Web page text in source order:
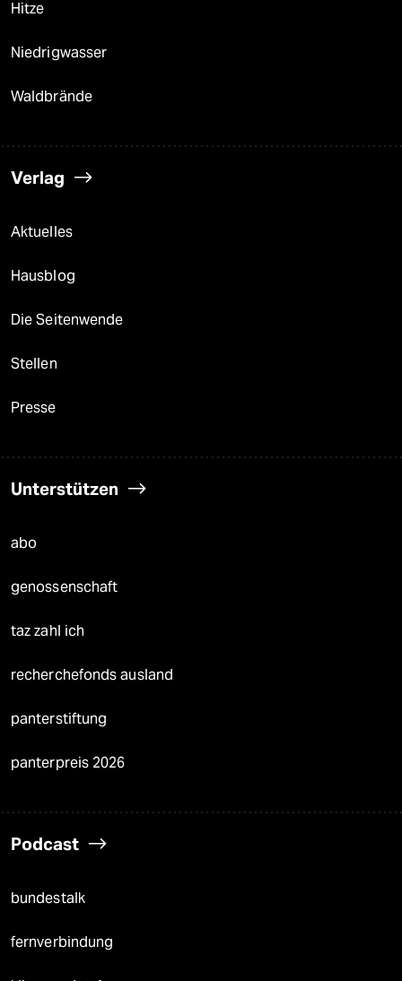
Hitze
Niedrigwasser
Waldbrände
Verlag
Aktuelles
Hausblog
Die Seitenwende
Stellen
Presse
Unterstützen
abo
genossenschaft
taz zahl ich
recherchefonds ausland
panterstiftung
panterpreis 2026
Podcast
bundestalk
fernverbindung